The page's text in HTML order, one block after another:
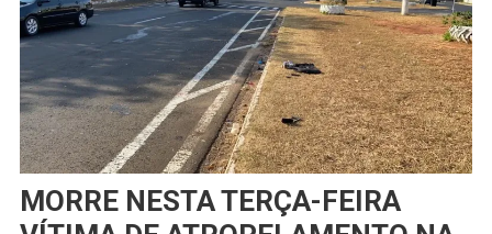
MORRE NESTA TERÇA-FEIRA